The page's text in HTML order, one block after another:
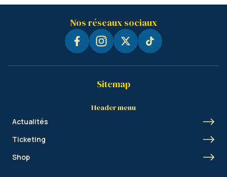
Nos réseaux sociaux
Sitemap
Header menu
Actualités
Ticketing
Shop